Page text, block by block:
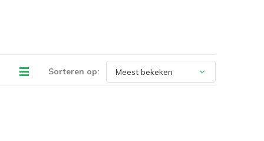
Sorteren op: